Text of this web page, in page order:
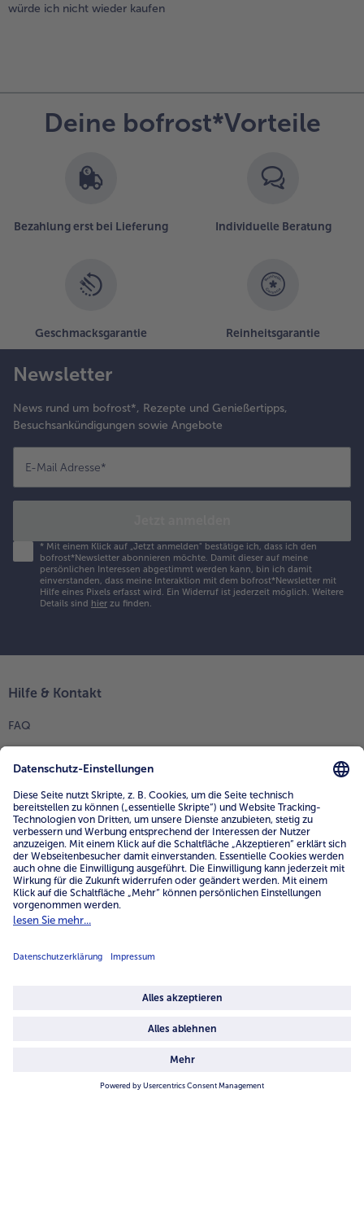
würde ich nicht wieder kaufen
Deine bofrost*Vorteile
Bezahlung erst bei Lieferung Individuelle Beratung
Geschmacksgarantie Reinheitsgarantie
Newsletter
News rund um bofrost*, Rezepte und Genießertipps,
Besuchsankündigungen sowie Angebote
E-Mail Adresse*
* Mit einem Klick auf „Jetzt anmelden" bestätige ich, dass ich den
bofrost*Newsletter abonnieren möchte. Damit dieser auf meine
persönlichen Interessen abgestimmt werden kann, bin ich damit
einverstanden, dass meine Interaktion mit dem bofrost*Newsletter mit
Hilfe eines Pixels erfasst wird. Ein Widerruf ist jederzeit möglich. Weitere
Details sind hier zu finden.
Hilfe & Kontakt
FAQ
Kontakt
Mein bofrost*
www.bofrost.de
service@bofrost.de
0800 - 000 19 18
Mo.-Fr.: 7-21 Uhr Sa: 8-16 Uhr
Service
Unternehmen